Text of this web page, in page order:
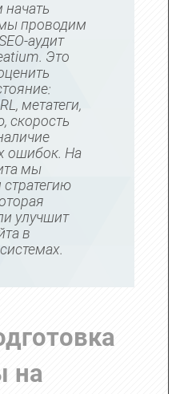
проводим
аудит
Это
метатеги,
скорость
ошибок. На
мы
улучшит
в
на